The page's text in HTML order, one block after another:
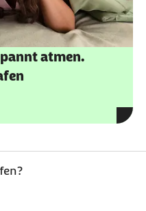
atmen.
Sterne